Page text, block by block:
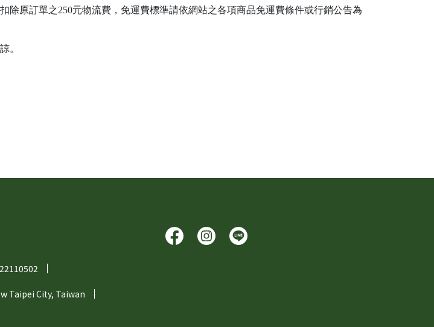
除原訂單之250元物流費，免運費標準請依網站之各項商品免運費條件或行銷公告為
。
Taipei City, Taiwan